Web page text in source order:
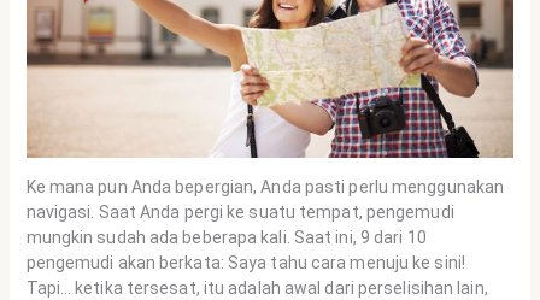
Ke mana pun Anda bepergian, Anda pasti perlu menggunakan
navigasi. Saat Anda pergi ke suatu tempat, pengemudi
mungkin sudah ada beberapa kali. Saat ini, 9 dari 10
pengemudi akan berkata: Saya tahu cara menuju ke sini!
Tapi… ketika tersesat, itu adalah awal dari perselisihan lain,